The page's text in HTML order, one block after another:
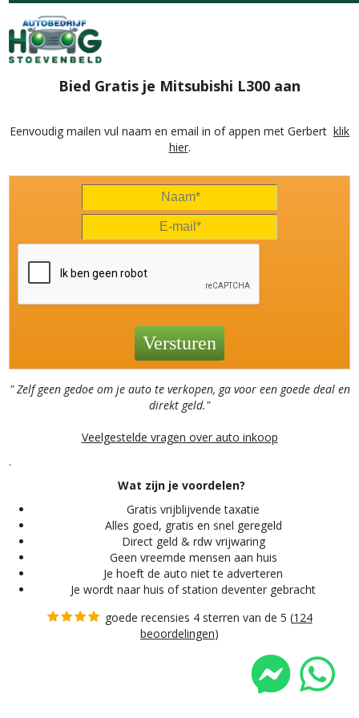
Bied Gratis je Mitsubishi L300 aan
Eenvoudig mailen vul naam en email in of appen met Gerbert klik
hier.
" Zelf geen gedoe om je auto te verkopen, ga voor een goede deal en
direkt geld."
Veelgestelde vragen over auto inkoop
.
Wat zijn je voordelen?
Gratis vrijblijvende taxatie
Alles goed, gratis en snel geregeld
Direct geld & rdw vrijwaring
Geen vreemde mensen aan huis
Je hoeft de auto niet te adverteren
Je wordt naar huis of station deventer gebracht
goede recensies 4 sterren van de 5 (124
beoordelingen)